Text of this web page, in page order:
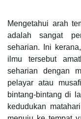
Mengetahui arah
adalah sangat
seharian. Ini
ilmu tersebut
seharian dengan
pelayar atau
bintang-bintang di
kedudukan